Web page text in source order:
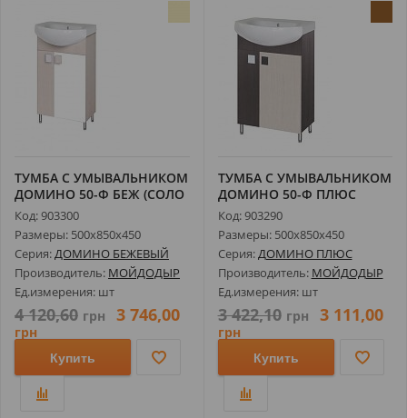
ТУМБА С УМЫВАЛЬНИКОМ
ДОМИНО 50-Ф БЕЖ (СОЛО
50)
Код: 903300
Размеры: 500х850х450
Серия:ДОМИНО БЕЖЕВЫЙ
Производитель: МОЙДОДЫР
Ед.измерения: шт
4 120,60 грн 3 746,00
грн
Купить
ТУМБА С УМЫВАЛЬНИКОМ
ДОМИНО 50-Ф ПЛЮС
(СОЛО 50)
Код: 903290
Размеры: 500х850х450
Серия:ДОМИНО ПЛЮС
Производитель: МОЙДОДЫР
Ед.измерения: шт
3 422,10 грн 3 111,00
грн
Купить